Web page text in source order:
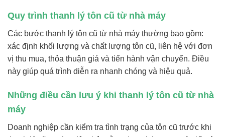
Quy trình thanh lý tôn cũ từ nhà máy
Các bước thanh lý tôn cũ từ nhà máy thường bao gồm:
xác định khối lượng và chất lượng tôn cũ, liên hệ với đơn
vị thu mua, thỏa thuận giá và tiến hành vận chuyển. Điều
này giúp quá trình diễn ra nhanh chóng và hiệu quả.
Những điều cần lưu ý khi thanh lý tôn cũ từ nhà
máy
Doanh nghiệp cần kiểm tra tình trạng của tôn cũ trước khi